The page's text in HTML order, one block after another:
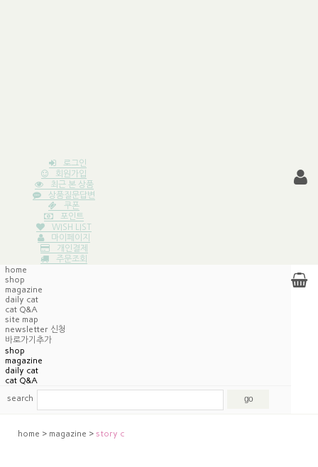
로그인
회원가입
최근 본 상품
상품질문답변
쿠폰
포인트
WISH LIST
마이페이지
개인결제
주문조회
home
shop
magazine
daily cat
cat Q&A
site map
newsletter 신청
바로가기추가
shop
magazine
daily cat
cat Q&A
search
home > magazine > story c